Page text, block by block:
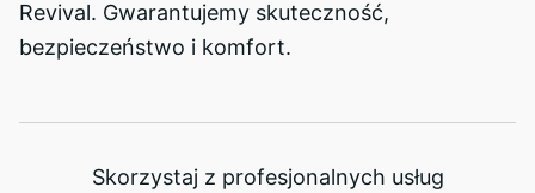
Revival. Gwarantujemy skuteczność,
bezpieczeństwo i komfort.
Skorzystaj z profesjonalnych usług